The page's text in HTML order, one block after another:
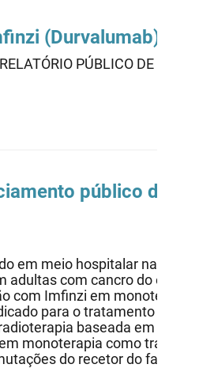
(Durvalumab) 002
PÚBLICO DE
público
em meio hospitalar nas
com cancro do
Imfinzi em monoterapia
para o tratamento de
baseada em
monoterapia como
do recetor do fator de